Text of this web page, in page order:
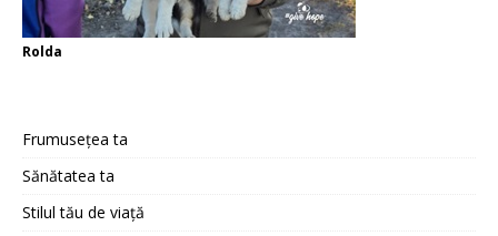
Rolda
Frumusețea ta
Sănătatea ta
Stilul tău de viață